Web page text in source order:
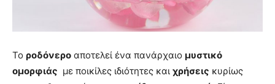
Το ροδόνερο αποτελεί ένα πανάρχαιο μυστικό
ομορφιάς με ποικίλες ιδιότητες και χρήσεις κυρίως